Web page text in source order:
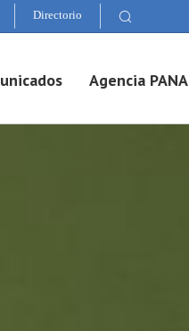
Directorio
Agencia PANA